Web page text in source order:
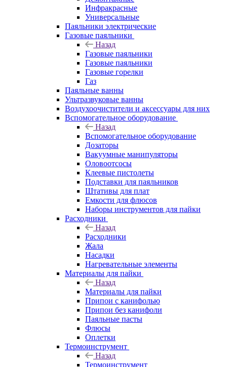
Инфракрасные
Универсальные
Паяльники электрические
Газовые паяльники
Назад
Газовые паяльники
Газовые паяльники
Газовые горелки
Газ
Паяльные ванны
Ультразвуковые ванны
Воздухоочистители и аксессуары для них
Вспомогательное оборудование
Назад
Вспомогательное оборудование
Дозаторы
Вакуумные манипуляторы
Оловоотсосы
Клеевые пистолеты
Подставки для паяльников
Штативы для плат
Емкости для флюсов
Наборы инструментов для пайки
Расходники
Назад
Расходники
Жала
Насадки
Нагревательные элементы
Материалы для пайки
Назад
Материалы для пайки
Припои с канифолью
Припои без канифоли
Паяльные пасты
Флюсы
Оплетки
Термоинструмент
Назад
Термоинструмент